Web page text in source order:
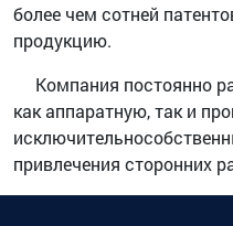
более чем сотней
продукцию.
Компания постоянно
как аппаратную, так и
привлечения сторонних